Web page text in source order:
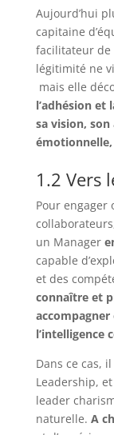
Aujourd’hui
capitaine
facilitateur de
légitimité ne
mais elle
l’adhésion et
sa vision,
1.2 Vers
Pour engager
un Manager
capable
et des
connaître et
l’intelligence
Dans ce cas, il
Leadership,
leader
naturelle. A